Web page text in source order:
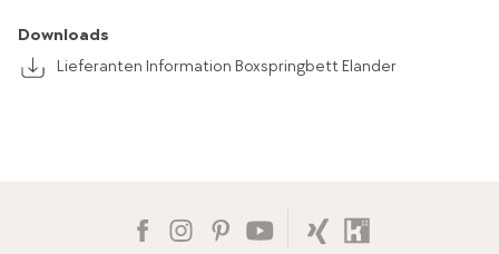
Downloads
Lieferanten Information Boxspringbett Elander